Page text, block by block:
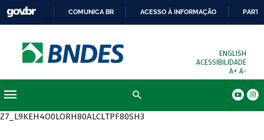
COMUNICA BR ACESSO À INFORMAÇÃO
ENGLISH
ACESSIBILIDADE
A+ A-
Z7_L9KEH4O0LORH80ALCLTPF80SH3